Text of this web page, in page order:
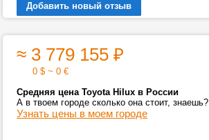
Добавить новый отзыв
≈ 3 779 155 ₽
0 $ ~ 0 €
Средняя цена Toyota Hilux в России
А в твоем городе сколько она стоит, знаешь?
Узнать цены в моем городе